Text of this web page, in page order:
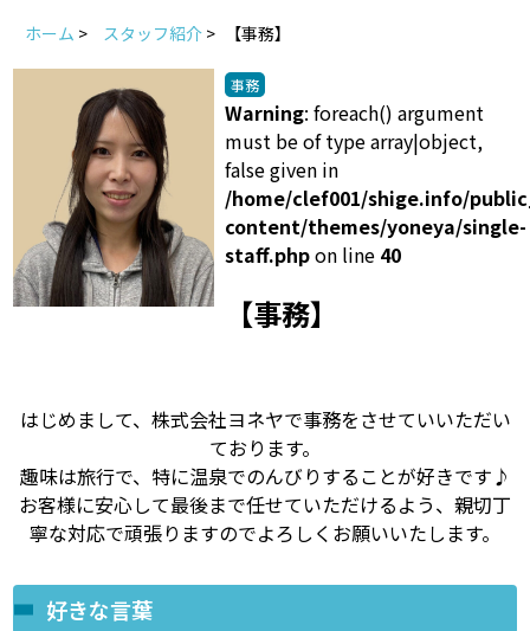
ヨネヤがお客様から選ばれる10の理由 リフォームローン
見積もりシミュレーション
ホーム > スタッフ紹介 > 【事務】
事務
Warning: foreach() argument
must be of type array|object,
false given in
/home/clef001/shige.info/
content/themes/yoneya/single-
staff.phpon line 40
【事務】
はじめまして、株式会社ヨネヤで事務をさせていいただい
ております。
趣味は旅行で、特に温泉でのんびりすることが好きです♪
お客様に安心して最後まで任せていただけるよう、親切丁
寧な対応で頑張りますのでよろしくお願いいたします。
好きな言葉